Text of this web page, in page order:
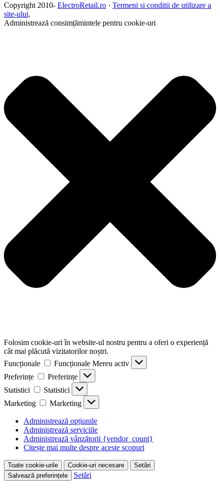
Copyright 2010- ElectroRetail.ro · Termeni si conditii de utilizare a
site-ului.
Administrează consimțămintele pentru cookie-uri
Folosim cookie-uri în website-ul nostru pentru a oferi o experiență
cât mai plăcută vizitatorilor noștri.
Funcționale
Funcționale Mereu activ
Preferințe
Preferințe
Statistici
Statistici
Marketing
Marketing
Administrează opțiunile
Administrează serviciile
Administrează vânzătorii {vendor_count}
Citește mai multe despre aceste scopuri
Toate cookie-urile Cookie-uri necesare
Setări
Salvează preferințele
Setări